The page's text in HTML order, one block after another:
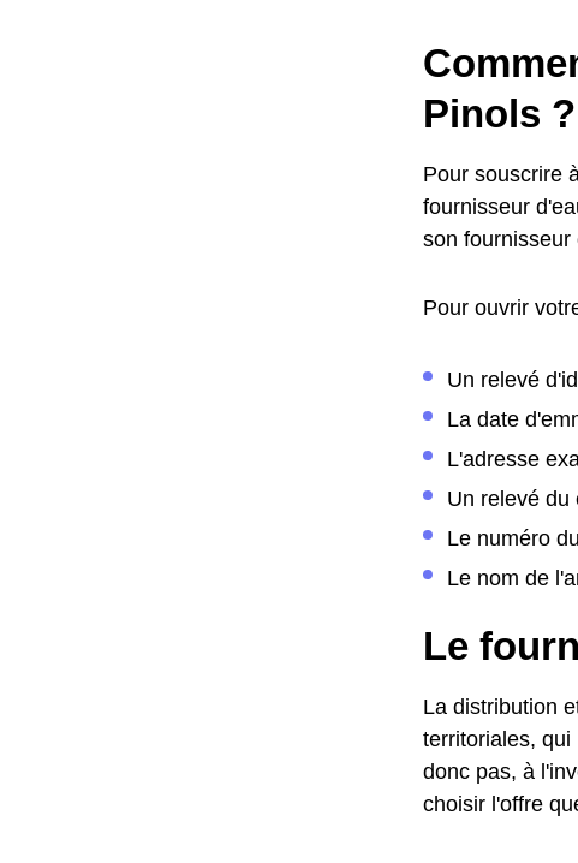
Pinols ?
Pour souscrire
fournisseur
son fournisseur
Pour ouvrir
Un relevé
La date
L'adresse
Un relevé du
Le numéro
Le nom de
Le
La distribution
territoriales, qui
donc pas, à
choisir l'offre